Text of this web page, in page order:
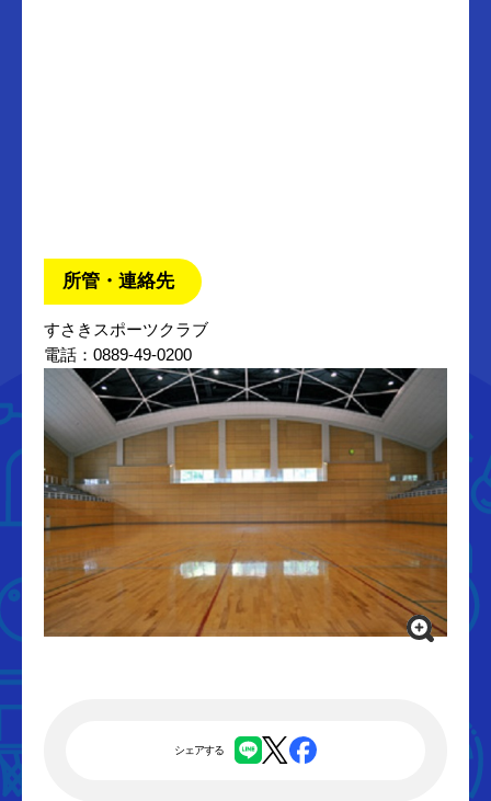
所管・連絡先
すさきスポーツクラブ
電話：0889-49-0200
シェアする